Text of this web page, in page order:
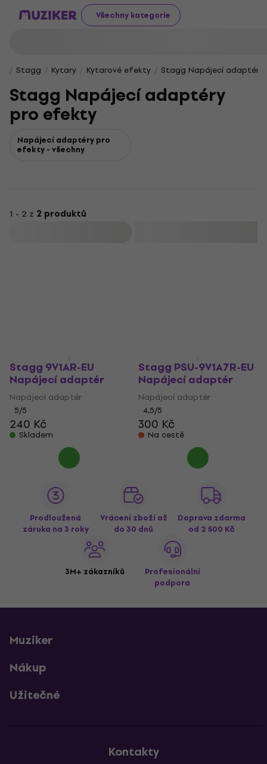
Všechny kategorie
Stagg Kytary Kytarové efekty Stagg Napájecí
Stagg Napájecí adaptéry
pro efekty
Napájecí adaptéry pro
efekty - všechny
1 - 2 z 2 produktů
Stagg 9V1AR-EU
Napájecí adaptér
Napájecí adaptér
5/5
240 Kč
Skladem
Stagg PSU-9V1A7R-EU
Napájecí adaptér
Napájecí adaptér
4,5/5
300 Kč
Na cestě
Prodloužená
záruka na 3 roky
Vrácení zboží až
do 30 dnů
Doprava zdarma
od 2 500 Kč
3M+ zákazníků
Profesionální
podpora
Muziker
Nákup
Užitečné
Kontakty